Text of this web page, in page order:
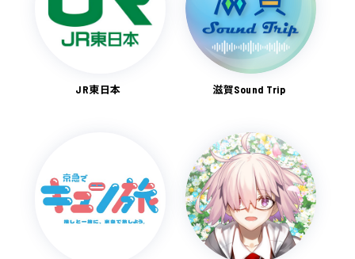
JR東日本 滋賀Sound Trip